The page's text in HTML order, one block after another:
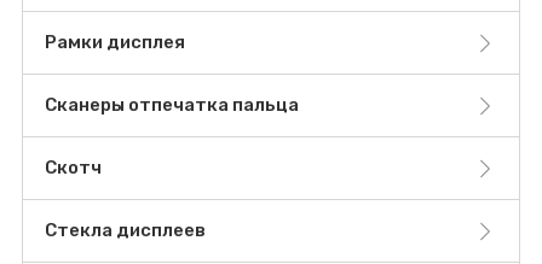
Рамки дисплея
Сканеры отпечатка пальца
Скотч
Стекла дисплеев